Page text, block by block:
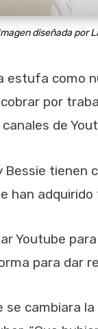
diseñada por
estufa como
por
de
Bessie tienen
han
Youtube
para dar
se cambiara